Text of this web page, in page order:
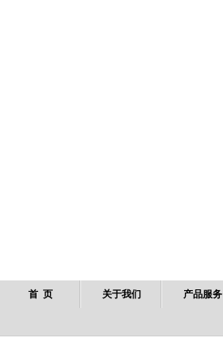
首 页 关于我们 产品服务